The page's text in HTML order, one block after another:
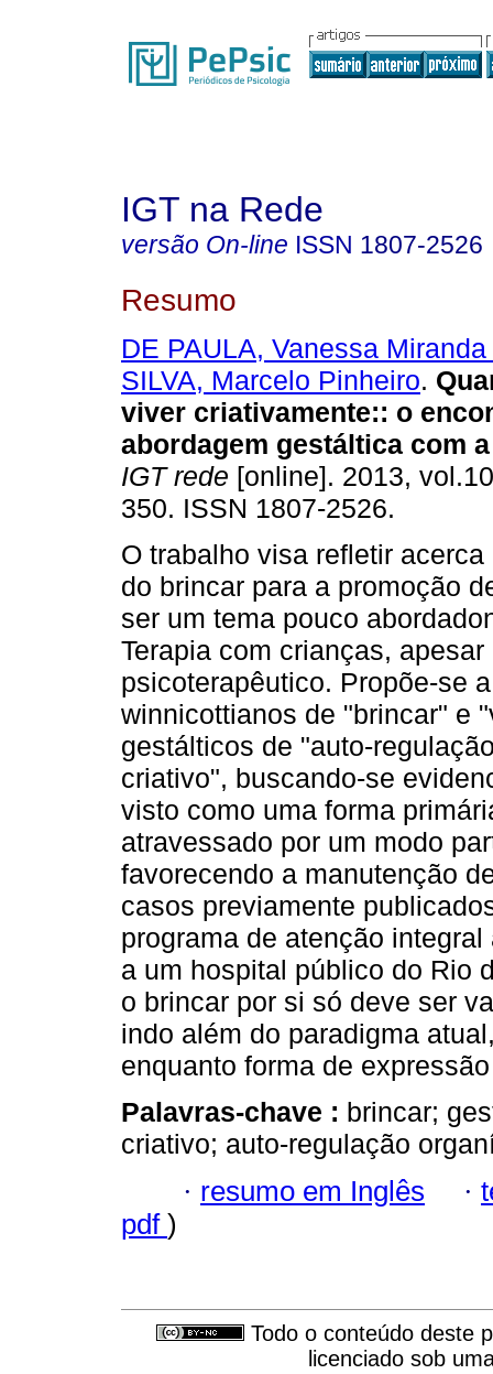
IGT na Rede
versão On-line ISSN 1807-2526
Resumo
DE PAULA, Vanessa
SILVA, Marcelo Pinheiro.
viver criativamente:: o
abordagem gestáltica com
IGT rede [online]. 2013,
350. ISSN 1807-2526.
O trabalho visa refletir
do brincar para a promoção
ser um tema pouco
Terapia com crianças,
psicoterapêutico. Propõe-se
winnicottianos de "brincar" e
gestálticos de "auto-
criativo", buscando-se
visto como uma forma
atravessado por um modo
favorecendo a manutenção
casos previamente
programa de atenção
a um hospital público do Rio
o brincar por si só deve ser
indo além do paradigma
enquanto forma de
Palavras-chave : brincar;
criativo; auto-regulação
· resumo em Inglês ·
pdf )
Todo o conteúdo deste
licenciado sob